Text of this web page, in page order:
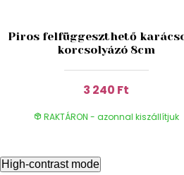
Piros felfüggeszthető
korcsolyázó 8cm
3 240 Ft
RAKTÁRON - azonnal kiszállítjuk
High-contrast mode